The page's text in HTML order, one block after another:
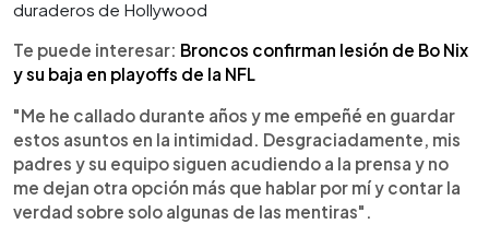
duraderos de Hollywood
Te puede interesar: Broncos confirman lesión de Bo Nix
y su baja en playoffs de la NFL
"Me he callado durante años y me empeñé en guardar
estos asuntos en la intimidad. Desgraciadamente, mis
padres y su equipo siguen acudiendo a la prensa y no
me dejan otra opción más que hablar por mí y contar la
verdad sobre solo algunas de las mentiras".